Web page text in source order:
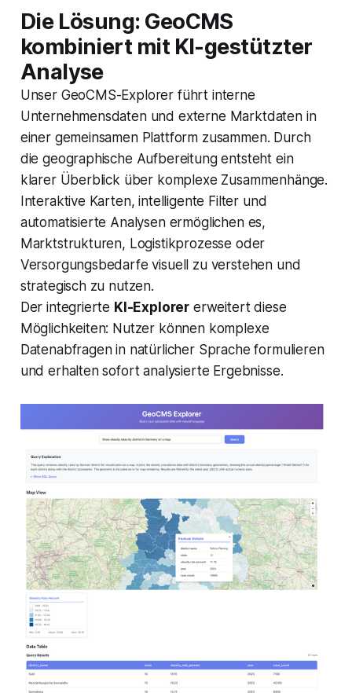
Die Lösung: GeoCMS
kombiniert mit KI-gestützter
Analyse
Unser GeoCMS-Explorer führt interne
Unternehmensdaten und externe Marktdaten in
einer gemeinsamen Plattform zusammen. Durch
die geographische Aufbereitung entsteht ein
klarer Überblick über komplexe Zusammenhänge.
Interaktive Karten, intelligente Filter und
automatisierte Analysen ermöglichen es,
Marktstrukturen, Logistikprozesse oder
Versorgungsbedarfe visuell zu verstehen und
strategisch zu nutzen.
Der integrierte KI-Explorer erweitert diese
Möglichkeiten: Nutzer können komplexe
Datenabfragen in natürlicher Sprache formulieren
und erhalten sofort analysierte Ergebnisse.